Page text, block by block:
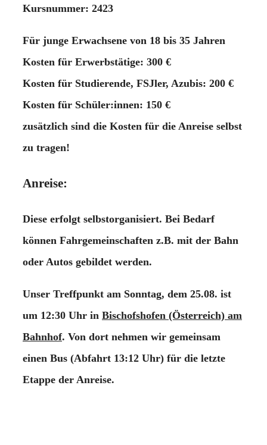
Kursnummer: 2423
Für junge Erwachsene von 18 bis 35 Jahren
Kosten für Erwerbstätige: 300 €
Kosten für Studierende, FSJler, Azubis: 200 €
Kosten für Schüler:innen: 150 €
zusätzlich sind die Kosten für die Anreise selbst
zu tragen!
Anreise:
Diese erfolgt selbstorganisiert. Bei Bedarf
können Fahrgemeinschaften z.B. mit der Bahn
oder Autos gebildet werden.
Unser Treffpunkt am Sonntag, dem 25.08. ist
um 12:30 Uhr in Bischofshofen (Österreich) am
Bahnhof. Von dort nehmen wir gemeinsam
einen Bus (Abfahrt 13:12 Uhr) für die letzte
Etappe der Anreise.